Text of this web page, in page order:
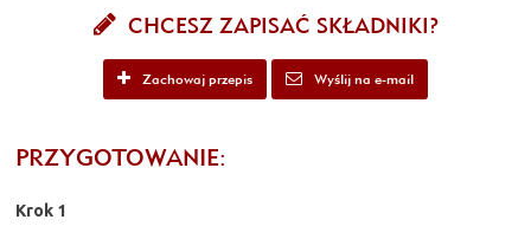
CHCESZ ZAPISAĆ SKŁADNIKI?
Zachowaj przepis Wyślij na e-mail
PRZYGOTOWANIE:
Krok 1